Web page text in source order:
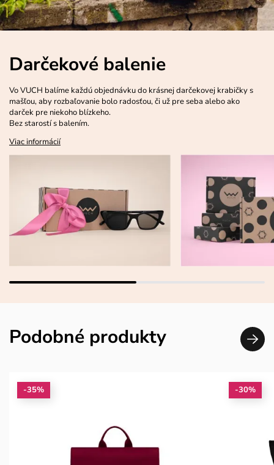
Darčekové balenie
Vo VUCH balíme každú objednávku do krásnej darčekovej krabičky s
mašľou, aby rozbaľovanie bolo radosťou, či už pre seba alebo ako
darček pre niekoho blízkeho.
Bez starostí s balením.
Viac informácií
Podobné produkty
-35% -30%